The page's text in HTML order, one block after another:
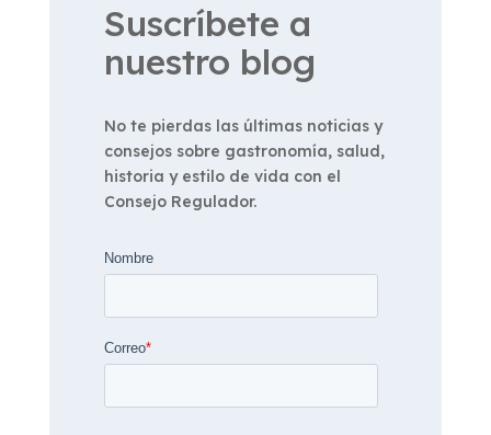
Suscríbete a
nuestro blog
No te pierdas las últimas noticias y
consejos sobre gastronomía, salud,
historia y estilo de vida con el
Consejo Regulador.